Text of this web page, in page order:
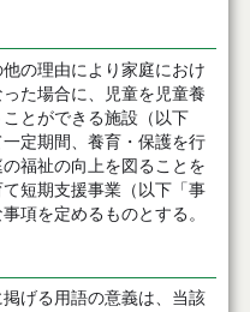
の理由により家庭におけ
た場合に、児童を児童養
とができる施設（以下
定期間、養育・保護を行
福祉の向上を図ることを
短期支援事業（以下「事
項を定めるものとする。
げる用語の意義は、当該